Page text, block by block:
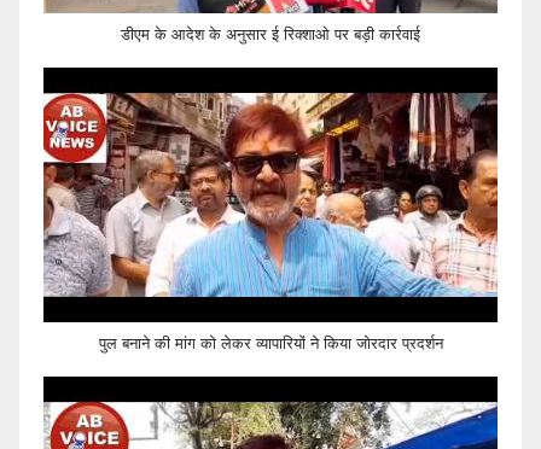
डीएम के आदेश के अनुसार ई रिक्शाओ पर बड़ी कार्रवाई
पुल बनाने की मांग को लेकर व्यापारियों ने किया जोरदार प्रदर्शन